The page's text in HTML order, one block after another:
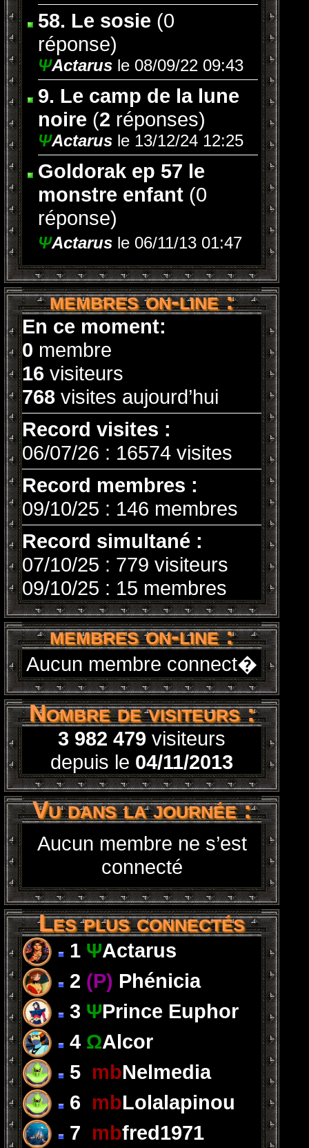
58. Le sosie (0
réponse)
ΨActarus le 08/09/22 09:43
9. Le camp de la lune
noire (2 réponses)
ΨActarus le 13/12/24 12:25
Goldorak ep 57 le
monstre enfant (0
réponse)
ΨActarus le 06/11/13 01:47
membres on-line :
En ce moment:
0 membre
16 visiteurs
768 visites aujourd’hui
Record visites :
06/07/26 : 16574 visites
Record membres :
09/10/25 : 146 membres
Record simultané :
07/10/25 : 779 visiteurs
09/10/25 : 15 membres
membres on-line :
Aucun membre connect�
Nombre de visiteurs :
3 982 479 visiteurs
depuis le 04/11/2013
Vu dans la journée :
Aucun membre ne s’est
connecté
Les plus connectés
1 ΨActarus
2 (P) Phénicia
3 ΨPrince Euphor
4 ΩAlcor
5 mbNelmedia
6 mbLolalapinou
7 mbfred1971